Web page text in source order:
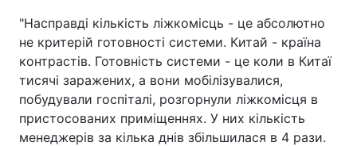
"Насправді кількість ліжкомісць - це абсолютно
не критерій готовності системи. Китай - країна
контрастів. Готовність системи - це коли в Китаї
тисячі заражених, а вони мобілізувалися,
побудували госпіталі, розгорнули ліжкомісця в
пристосованих приміщеннях. У них кількість
менеджерів за кілька днів збільшилася в 4 рази.